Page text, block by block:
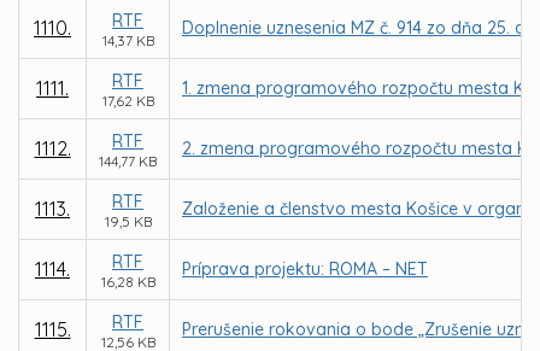
1110. RTF
14,37 KB
Doplnenie uznesenia MZ č. 914 zo dňa 25.
1111. RTF
17,62 KB
1. zmena programového rozpočtu mesta
1112. RTF
144,77 KB
2. zmena programového rozpočtu mesta
1113. RTF
19,5 KB
Založenie a členstvo mesta Košice v
1114. RTF
16,28 KB
Príprava projektu: ROMA – NET
1115. RTF
12,56 KB
Prerušenie rokovania o bode „Zrušenie